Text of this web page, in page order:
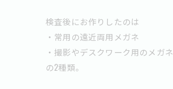
検査後にお作りしたのは
・常用の遠近両用メガネ
・撮影やデスクワーク用のメガネ
の2種類。